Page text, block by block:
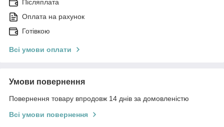
Післяплата
Оплата на рахунок
Готівкою
Всі умови оплати
Умови повернення
Повернення товару впродовж 14 днів за домовленістю
Всі умови повернення